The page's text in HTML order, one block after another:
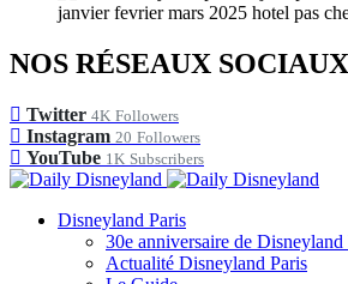
NOS RÉSEAUX SOCIAUX
Twitter 4K Followers
Instagram 20 Followers
YouTube 1K Subscribers
Disneyland Paris
30e anniversaire de Disneyland
Actualité Disneyland Paris